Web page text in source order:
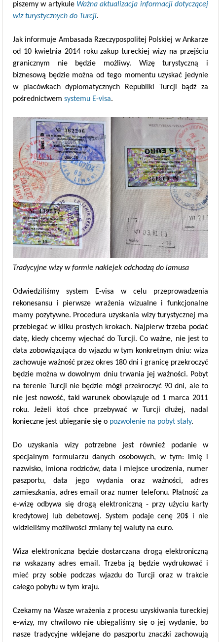
piszemy w artykule Ważna aktualizacja informacji dotyczącej
wiz turystycznych do Turcji.
Jak informuje Ambasada Rzeczypospolitej Polskiej w Ankarze
od 10 kwietnia 2014 roku zakup tureckiej wizy na przejściu
granicznym nie będzie możliwy. Wizę turystyczną i
biznesową będzie można od tego momentu uzyskać jedynie
w placówkach dyplomatycznych Republiki Turcji bądź za
pośrednictwem systemu E-visa.
Tradycyjne wizy w formie naklejek odchodzą do lamusa
Odwiedziliśmy system E-visa w celu przeprowadzenia
rekonesansu i pierwsze wrażenia wizualne i funkcjonalne
mamy pozytywne. Procedura uzyskania wizy turystycznej ma
przebiegać w kilku prostych krokach. Najpierw trzeba podać
datę, kiedy chcemy wjechać do Turcji. Co ważne, nie jest to
data zobowiązująca do wjazdu w tym konkretnym dniu: wiza
zachowuje ważność przez okres 180 dni i granicę przekroczyć
będzie można w dowolnym dniu trwania jej ważności. Pobyt
na terenie Turcji nie będzie mógł przekroczyć 90 dni, ale to
nie jest nowość, taki warunek obowiązuje od 1 marca 2011
roku. Jeżeli ktoś chce przebywać w Turcji dłużej, nadal
konieczne jest ubieganie się o pozwolenie na pobyt stały.
Do uzyskania wizy potrzebne jest również podanie w
specjalnym formularzu danych osobowych, w tym: imię i
nazwisko, imiona rodziców, data i miejsce urodzenia, numer
paszportu, data jego wydania oraz ważności, adres
zamieszkania, adres email oraz numer telefonu. Płatność za
e-wizę odbywa się drogą elektroniczną - przy użyciu karty
kredytowej lub debetowej. System podaje cenę 20$ i nie
widzieliśmy możliwości zmiany tej waluty na euro.
Wiza elektroniczna będzie dostarczana drogą elektroniczną
na wskazany adres email. Trzeba ją będzie wydrukować i
mieć przy sobie podczas wjazdu do Turcji oraz w trakcie
całego pobytu w tym kraju.
Czekamy na Wasze wrażenia z procesu uzyskiwania tureckiej
e-wizy, my chwilowo nie ubiegaliśmy się o jej wydanie, bo
nasze tradycyjne wklejane do paszportu znaczki zachowują